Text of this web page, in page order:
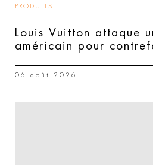
PRODUITS
Louis Vuitton attaque
américain pour
06 août 2026